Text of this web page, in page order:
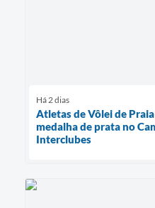
Há 2 dias
Atletas de Vôlei de
medalha de prata no
Interclubes